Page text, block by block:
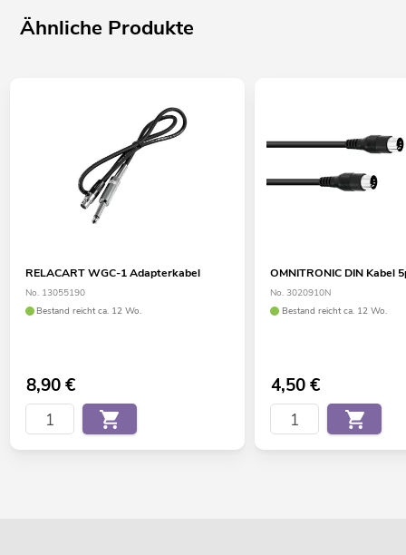
Ähnliche Produkte
RELACART WGC-1 Adapterkabel
No. 13055190
Bestand reicht ca. 12 Wo.
8,90€
OMNITRONIC DIN Kabel
No. 3020910N
Bestand reicht ca. 12 Wo.
4,50€